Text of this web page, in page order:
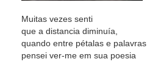
Muitas vezes senti
que a distancia diminuía,
quando entre pétalas e palavras
pensei ver-me em sua poesia